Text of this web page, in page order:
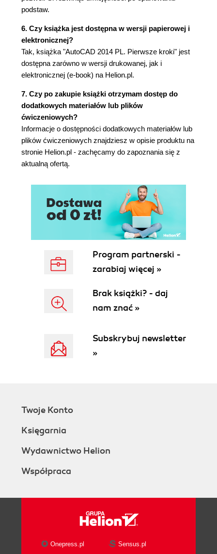
podstaw.
6. Czy książka jest dostępna w wersji papierowej i
elektronicznej?
Tak, książka "AutoCAD 2014 PL. Pierwsze kroki" jest
dostępna zarówno w wersji drukowanej, jak i
elektronicznej (e-book) na Helion.pl.
7. Czy po zakupie książki otrzymam dostęp do
dodatkowych materiałów lub plików
ćwiczeniowych?
Informacje o dostępności dodatkowych materiałów lub
plików ćwiczeniowych znajdziesz w opisie produktu na
stronie Helion.pl - zachęcamy do zapoznania się z
aktualną ofertą.
Program partnerski -
zarabiaj więcej »
Brak książki? - daj
nam znać »
Subskrybuj newsletter
»
Twoje Konto
Księgarnia
Wydawnictwo Helion
Współpraca
Onepress.pl Sensus.pl